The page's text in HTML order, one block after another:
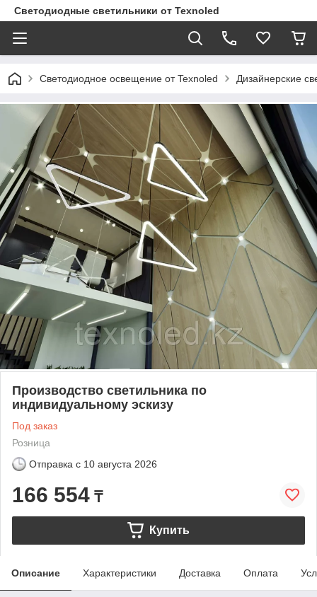
Светодиодные светильники от Texnoled
Светодиодное освещение от Texnoled Дизайнерские
Производство светильника по
индивидуальному эскизу
Под заказ
Розница
Отправка с 10 августа 2026
166 554 ₸
Купить
Описание Характеристики Доставка Оплата